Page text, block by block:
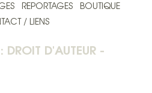
REPORTAGES
BOUTIQUE
/ LIENS
DROIT D'AUTEUR -